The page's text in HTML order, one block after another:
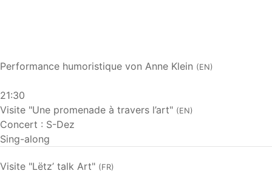
Performance humoristique von Anne Klein (EN)
21:30
Visite "Une promenade à travers l’art" (EN)
Concert : S-Dez
Sing-along
Visite "Lëtz’ talk Art" (FR)